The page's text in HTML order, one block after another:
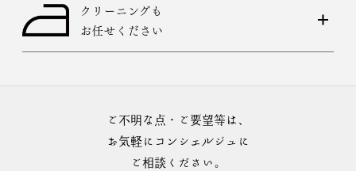
クリーニングも
お任せください
ご不明な点・ご要望等は、
お気軽にコンシェルジュに
ご相談ください。